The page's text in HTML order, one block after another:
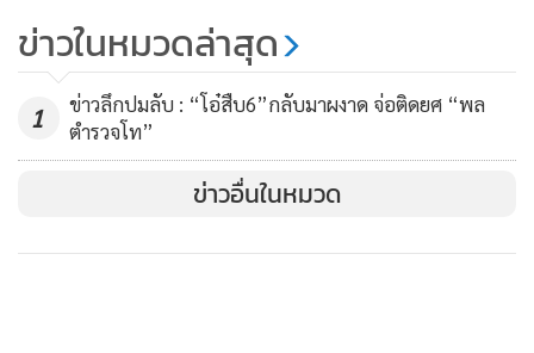
พรรคก้าวไกลอาจมองว่า หากร่างกฎหมายกู้เงินไม่ผ่านด่านศาล
รัฐธรรมนูญขึ้นมาจริงๆ โดยที่พรรคเป็นผู้ยื่นให้ศาลตีความ ย่อม
อาจถูกตีตราว่าเป็นผู้ขัดขวางการแก้ไขปัญหาปากท้อง
เหมือนเมื่อครั้งหนึ่งที่พรรคประชาธิปัตย์เคยโดนกระแสโจมตีว่า
ขัดขวางความเจริญ จากการเป็นผู้ยื่นศาลรัฐธรรมนูญตีความร่าง
1,448
ครม.
ข่าวในหมวดล่าสุด
1
ข่าวลึกปมลับ : “โอ๋สืบ6”กลับมาผงาด จ่อติดยศ “พล
ตำรวจโท”
ข่าวอื่นในหมวด